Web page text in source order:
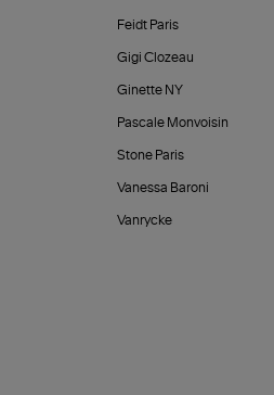
Feidt Paris
Gigi Clozeau
Ginette NY
Pascale Monvoisin
Stone Paris
Vanessa Baroni
Vanrycke